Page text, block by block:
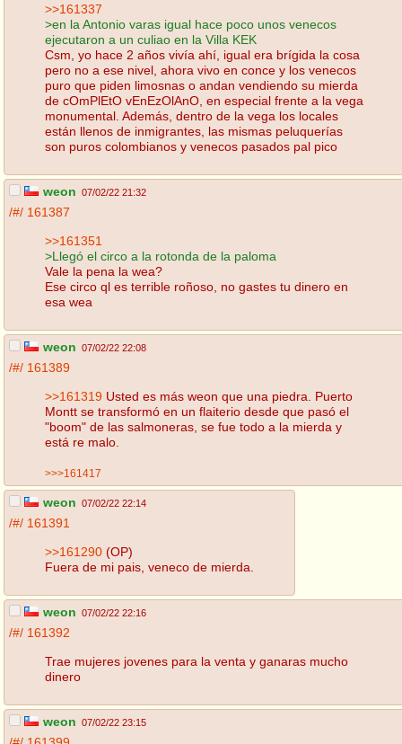
>>161337
>en la Antonio varas igual hace poco unos venecos
ejecutaron a un culiao en la Villa KEK
Csm, yo hace 2 años vivía ahí, igual era brígida la cosa
pero no a ese nivel, ahora vivo en conce y los venecos
puro que piden limosnas o andan vendiendo su mierda
de cOmPlEtO vEnEzOlAnO, en especial frente a la vega
monumental. Además, dentro de la vega los locales
están llenos de inmigrantes, las mismas peluquerías
son puros colombianos y venecos pasados pal pico
weon 07/02/22 21:32
/#/ 161387
>>161351
>Llegó el circo a la rotonda de la paloma
Vale la pena la wea?
Ese circo ql es terrible roñoso, no gastes tu dinero en
esa wea
weon 07/02/22 22:08
/#/ 161389
>>161319 Usted es más weon que una piedra. Puerto
Montt se transformó en un flaiterio desde que pasó el
"boom" de las salmoneras, se fue todo a la mierda y
está re malo.
>>>161417
weon 07/02/22 22:14
/#/ 161391
>>161290 (OP)
Fuera de mi pais, veneco de mierda.
weon 07/02/22 22:16
/#/ 161392
Trae mujeres jovenes para la venta y ganaras mucho
dinero
weon 07/02/22 23:15